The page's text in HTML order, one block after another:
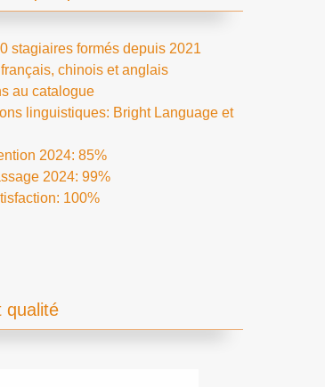
stagiaires formés depuis 2021
chinois et anglais
au catalogue
linguistiques: Bright Language et
2024: 85%
2024: 99%
100%
qualité